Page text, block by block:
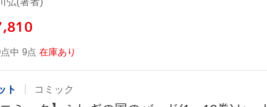
中 9点 在庫あり
ト コミック